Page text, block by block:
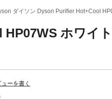
ダイソン Dyson Purifier Hot+Cool
ホワイ
ューを書く